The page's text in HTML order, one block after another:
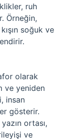
ruh
Örneğin,
soğuk ve
olarak
ve yeniden
insan
gösterir.
ortası,
ve